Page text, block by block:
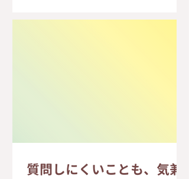
質問しにくいことも、気兼